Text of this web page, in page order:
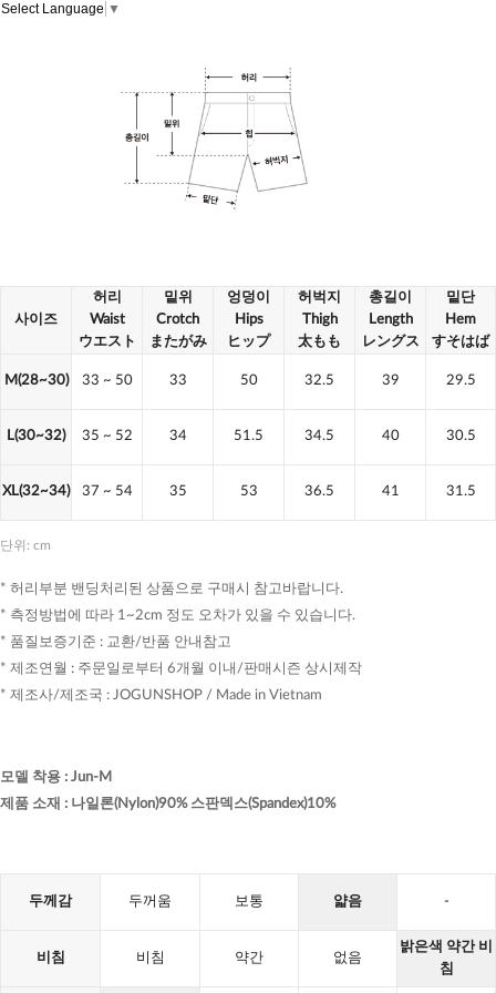
Select Language ▼
사이즈
허리
Waist
ウエスト
밑위
Crotch
またがみ
엉덩이
Hips
ヒップ
허벅지
Thigh
太もも
총길이
Length
レングス
밑단
Hem
すそはば
M(28~30) 33 ~ 50 33 50 32.5 39 29.5
L(30~32) 35 ~ 52 34 51.5 34.5 40 30.5
XL(32~34) 37 ~ 54 35 53 36.5 41 31.5
단위: cm
* 허리부분 밴딩처리된 상품으로 구매시 참고바랍니다.
* 측정방법에 따라 1~2cm 정도 오차가 있을 수 있습니다.
* 품질보증기준 : 교환/반품 안내참고
* 제조연월 : 주문일로부터 6개월 이내/판매시즌 상시제작
* 제조사/제조국 : JOGUNSHOP / Made in Vietnam
모델 착용 : Jun-M
제품 소재 : 나일론(Nylon)90% 스판덱스(Spandex)10%
두께감 두꺼움 보통 얇음 -
비침 비침 약간 없음
밝은색 약간 비
침